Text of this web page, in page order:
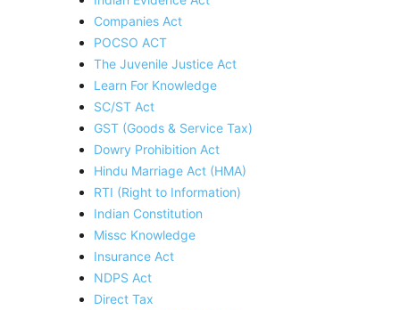
Companies Act
POCSO ACT
The Juvenile Justice Act
Learn For Knowledge
SC/ST Act
GST (Goods & Service Tax)
Dowry Prohibition Act
Hindu Marriage Act (HMA)
RTI (Right to Information)
Indian Constitution
Missc Knowledge
Insurance Act
NDPS Act
Direct Tax